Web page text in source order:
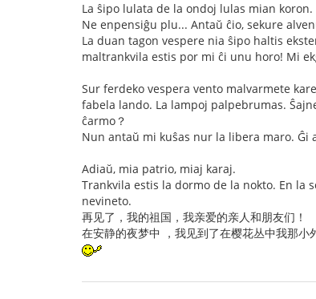
La ŝipo lulata de la ondoj lulas mian
Ne enpensiĝu plu... Antaŭ ĉio, sekure
La duan tagon vespere nia ŝipo haltis
maltrankvila estis por mi ĉi unu horo! Mi
Sur ferdeko vespera vento malvarmete
fabela lando. La lampoj palpebrumas.
ĉarmo？
Nun antaŭ mi kuŝas nur la libera maro. Ĝi
Adiaŭ, mia patrio, miaj karaj.
Trankvila estis la dormo de la nokto. En
nevineto.
再见了，我的祖国，我亲爱的亲人和朋友们！
在安静的夜梦中 ，我见到了在樱花丛中我那小